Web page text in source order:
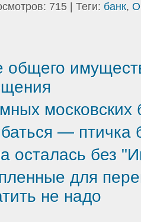
: 715 | Теги: банк,
общего
московских
— птичка
осталась без
для
не надо